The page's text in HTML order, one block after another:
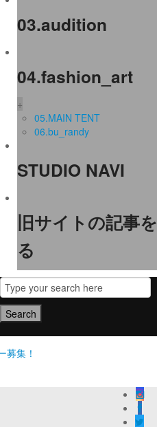
03.audition
04.fashion_art
+
05.MAIN TENT
06.bu_randy
STUDIO NAVI
旧サイトの記事
る
芸術劇場『未練の幽霊と怪物―
ス公演『ANTENNA』 Produced